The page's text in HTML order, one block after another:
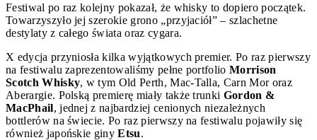
Festiwal po raz kolejny pokazał, że whisky to dopiero początek.
Towarzyszyło jej szerokie grono „przyjaciół” – szlachetne
destylaty z całego świata oraz cygara.
X edycja przyniosła kilka wyjątkowych premier. Po raz pierwszy
na festiwalu zaprezentowaliśmy pełne portfolioMorrison
Scotch Whisky, w tym Old Perth, Mac-Talla, Carn Mor oraz
Aberargie. Polską premierę miały także trunki Gordon &
MacPhail, jednej z najbardziej cenionych niezależnych
bottlerów na świecie. Po raz pierwszy na festiwalu pojawiły się
również japońskie ginyEtsu.